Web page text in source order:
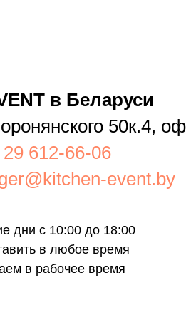
в Беларуси
50к.4,
612-66-06
event.by
дни с 10:00 до 18:00
в любое время
в рабочее время